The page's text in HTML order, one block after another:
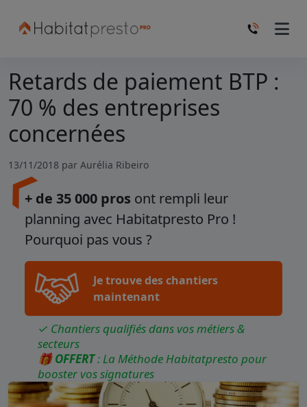
Retards de paiement BTP :
70 % des entreprises
concernées
13/11/2018 par Aurélia Ribeiro
+ de 35 000 pros ont rempli leur
planning avec Habitatpresto Pro !
Pourquoi pas vous ?
Je trouve des chantiers
maintenant
✓ Chantiers qualifiés dans vos métiers &
secteurs
🎁OFFERT: La Méthode Habitatpresto pour
booster vos signatures